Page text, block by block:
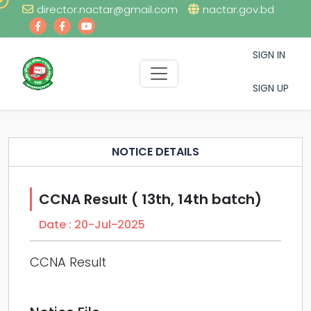
director.nactar@gmail.com nactar.gov.bd
SIGN IN
SIGN UP
NOTICE DETAILS
CCNA Result ( 13th, 14th batch)
Date : 20-Jul-2025
CCNA Result